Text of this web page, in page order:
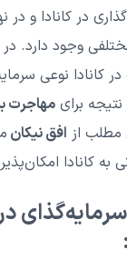
در کانادا و
وجود دارد.
کانادا نوعی
برای مهاجرت
مطلب از افق نیکان
کانادا
در